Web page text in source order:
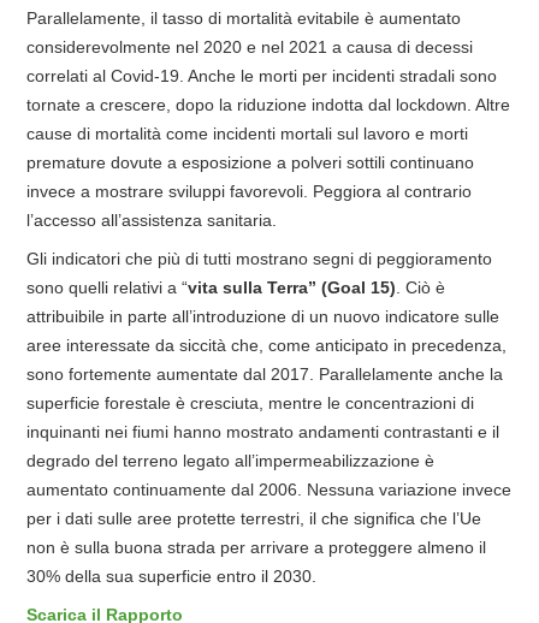
Parallelamente, il tasso di mortalità evitabile è aumentato
considerevolmente nel 2020 e nel 2021 a causa di decessi
correlati al Covid-19. Anche le morti per incidenti stradali sono
tornate a crescere, dopo la riduzione indotta dal lockdown. Altre
cause di mortalità come incidenti mortali sul lavoro e morti
premature dovute a esposizione a polveri sottili continuano
invece a mostrare sviluppi favorevoli. Peggiora al contrario
l’accesso all’assistenza sanitaria.
Gli indicatori che più di tutti mostrano segni di peggioramento
sono quelli relativi a “vita sulla Terra” (Goal 15) . Ciò è
attribuibile in parte all’introduzione di un nuovo indicatore sulle
aree interessate da siccità che, come anticipato in precedenza,
sono fortemente aumentate dal 2017. Parallelamente anche la
superficie forestale è cresciuta, mentre le concentrazioni di
inquinanti nei fiumi hanno mostrato andamenti contrastanti e il
degrado del terreno legato all’impermeabilizzazione è
aumentato continuamente dal 2006. Nessuna variazione invece
per i dati sulle aree protette terrestri, il che significa che l’Ue
non è sulla buona strada per arrivare a proteggere almeno il
30% della sua superficie entro il 2030.
Scarica il Rapporto